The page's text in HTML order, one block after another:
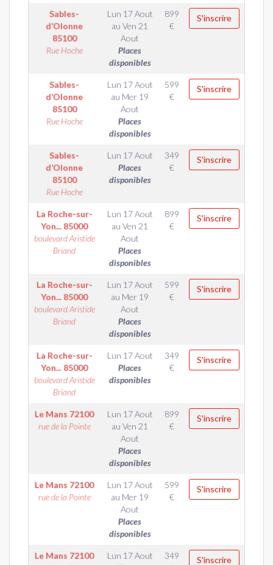
Sables-
d’Olonne
85100
Rue Hoche
Lun 17 Aout
au Ven 21
Aout
Places
disponibles
899
€
S'inscrire
Sables-
d’Olonne
85100
Rue Hoche
Lun 17 Aout
au Mer 19
Aout
Places
disponibles
599
€
S'inscrire
Sables-
d’Olonne
85100
Rue Hoche
Lun 17 Aout
Places
disponibles
349
€
S'inscrire
La Roche-sur-
Yon... 85000
boulevard Aristide
Briand
Lun 17 Aout
au Ven 21
Aout
Places
disponibles
899
€
S'inscrire
La Roche-sur-
Yon... 85000
boulevard Aristide
Briand
Lun 17 Aout
au Mer 19
Aout
Places
disponibles
599
€
S'inscrire
La Roche-sur-
Yon... 85000
boulevard Aristide
Briand
Lun 17 Aout
Places
disponibles
349
€
S'inscrire
Le Mans 72100
rue de la Pointe
Lun 17 Aout
au Ven 21
Aout
Places
disponibles
899
€
S'inscrire
Le Mans 72100
rue de la Pointe
Lun 17 Aout
au Mer 19
Aout
Places
disponibles
599
€
S'inscrire
Le Mans 72100
Lun 17 Aout
349
S'inscrire